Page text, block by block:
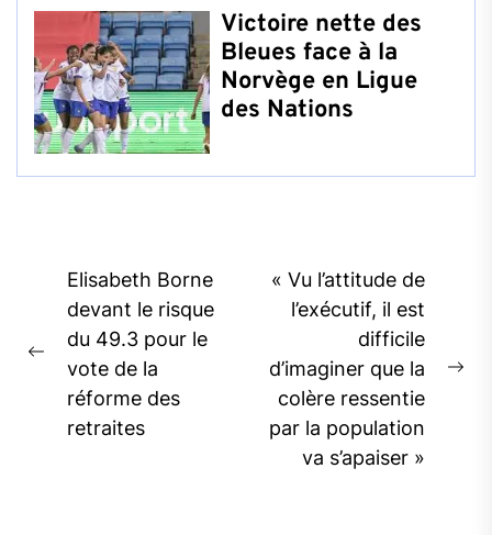
Victoire nette des
Bleues face à la
Norvège en Ligue
des Nations
Post
navigation
Previous
post:
Elisabeth Borne
devant le risque
du 49.3 pour le
vote de la
réforme des
retraites
« Vu l’attitude de
l’exécutif, il est
difficile
d’imaginer que la
colère ressentie
par la population
va s’apaiser »